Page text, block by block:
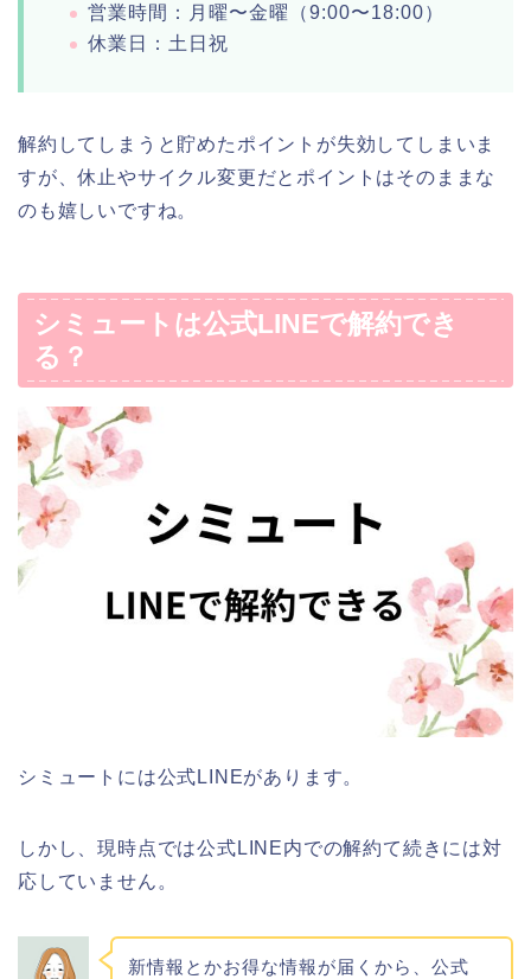
営業時間：月曜〜金曜（9:00〜18:00）
休業日：土日祝
解約してしまうと貯めたポイントが失効してしまいま
すが、休止やサイクル変更だとポイントはそのままな
のも嬉しいですね。
シミュートは公式LINEで解約でき
る？
シミュートには公式LINEがあります。
しかし、現時点では公式LINE内での解約て続きには対
応していません。
新情報とかお得な情報が届くから、公式